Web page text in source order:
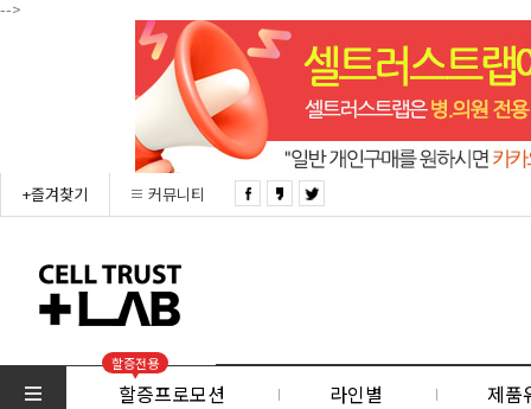
-->
+즐겨찾기 커뮤니티
할증전용
할증프로모션 라인별 제품